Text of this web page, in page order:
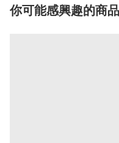
你可能感興趣的商品